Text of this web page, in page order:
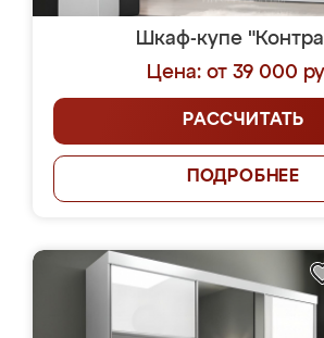
Шкаф-купе
Цена: от 39 000
РАССЧИТАТЬ
ПОДРОБНЕЕ